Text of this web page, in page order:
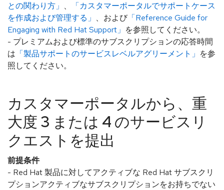
との関わり方」 、
「カスタマーポータルでサポートケース
を作成および管理する」 、および「Reference Guide for
Engaging with Red Hat Support」 を参照してください。
- プレミアムおよび標準のサブスクリプションの応答時間
は 「製品サポートのサービスレベルアグリーメント」 を参
照してください。
カスタマーポータルから、重
大度 3 または 4 のサービスリ
クエストを提出
前提条件
- Red Hat 製品に対してアクティブな Red Hat サブスクリ
プションアクティブなサブスクリプションをお持ちでない